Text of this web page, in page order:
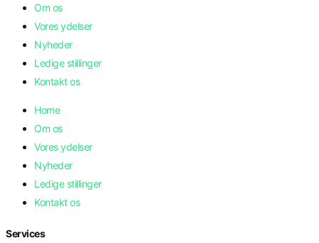
Om os
Vores ydelser
Nyheder
Ledige stillinger
Kontakt os
Home
Om os
Vores ydelser
Nyheder
Ledige stillinger
Kontakt os
Services